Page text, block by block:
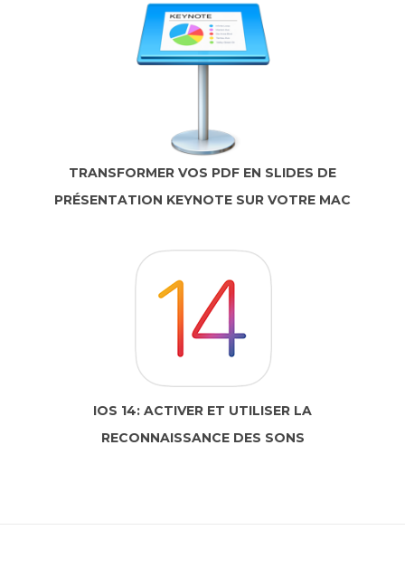
TRANSFORMER VOS PDF EN SLIDES DE
PRÉSENTATION KEYNOTE SUR VOTRE MAC
IOS 14: ACTIVER ET UTILISER LA
RECONNAISSANCE DES SONS